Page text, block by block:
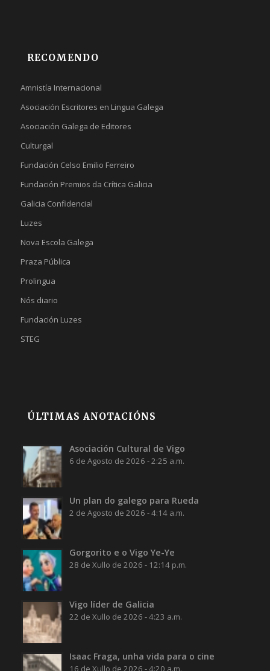
RECOMENDO
Amnistía Internacional
Asociación Escritores en Lingua Galega
Asociación Galega de Editores
Culturgal
Fundación Celso Emilio Ferreiro
Fundación Premios da Crítica Galicia
Galicia Confidencial
Luzes
Nova Escola Galega
Praza Pública
Prolingua
Nós diario
Fundación Luzes
STEG
ÚLTIMAS ANOTACIÓNS
Asociación Cultural de Vigo
6 de Agosto de 2026 - 2:25 a.m.
Un plan do galego para Rueda
2 de Agosto de 2026 - 4:14 a.m.
Gorgorito e o Vigo Ye-Ye
28 de Xullo de 2026 - 12:14 p.m.
Vigo líder de Galicia
22 de Xullo de 2026 - 4:23 a.m.
Isaac Fraga, unha vida para o cine